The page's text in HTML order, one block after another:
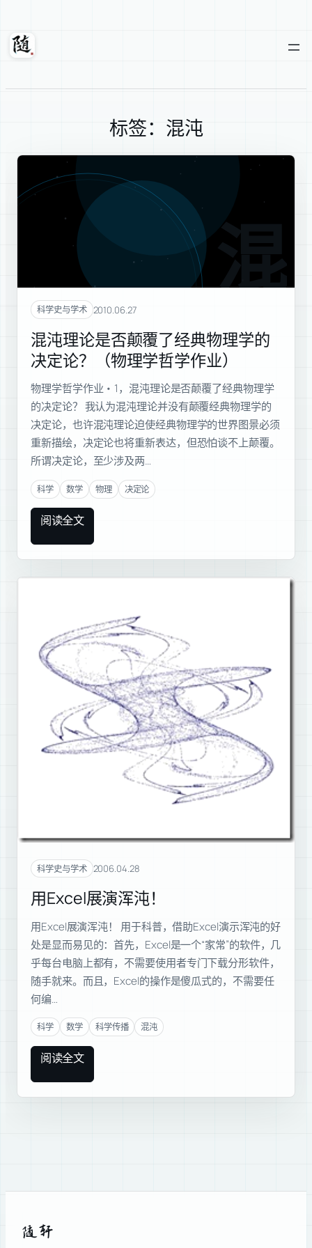
内
随轩
标签：混沌
混沌
科学史与学术 2010.06.27
混沌理论是否颠覆了经典物理学的
决定论？（物理学哲学作业）
物理学哲学作业 • 1，混沌理论是否颠覆了经典物理学
的决定论？ 我认为混沌理论并没有颠覆经典物理学的
决定论，也许混沌理论迫使经典物理学的世界图景必须
重新描绘，决定论也将重新表达，但恐怕谈不上颠覆。
所谓决定论，至少涉及两…
科学 数学 物理 决定论
阅读全文
科学史与学术 2006.04.28
用Excel展演浑沌！
用Excel展演浑沌！ 用于科普，借助Excel演示浑沌的好
处是显而易见的：首先，Excel是一个“家常”的软件，几
乎每台电脑上都有，不需要使用者专门下载分形软件，
随手就来。而且，Excel的操作是傻瓜式的，不需要任
何编…
科学 数学 科学传播 混沌
阅读全文
随轩